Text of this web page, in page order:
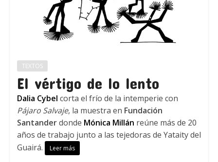
TEXTOS
El vértigo de lo lento
Dalia Cybel corta el frío de la intemperie con
Pájaro Salvaje, la muestra en Fundación
Santanderdonde Mónica Millán reúne más de 20
años de trabajo junto a las tejedoras de Yataity del
Guairá.
Leer más